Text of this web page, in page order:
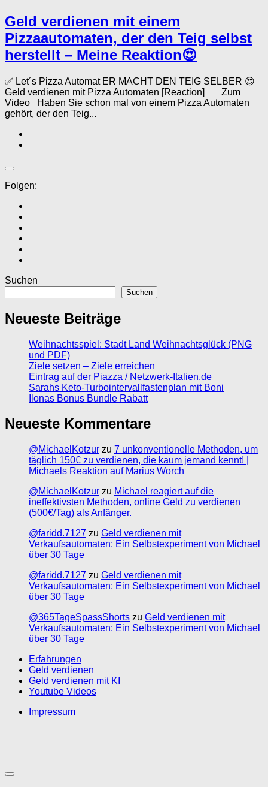
Geld verdienen mit einem
Pizzaautomaten, der den Teig selbst
herstellt – Meine Reaktion😍
✅ Let´s Pizza Automat ER MACHT DEN TEIG SELBER 😍
Geld verdienen mit Pizza Automaten [Reaction] Zum
Video Haben Sie schon mal von einem Pizza Automaten
gehört, der den Teig...
Folgen:
Suchen
Suchen
Neueste Beiträge
Weihnachtsspiel: Stadt Land Weihnachtsglück (PNG
und PDF)
Ziele setzen – Ziele erreichen
Eintrag auf der Piazza / Netzwerk-Italien.de
Sarahs Keto-Turbointervallfastenplan mit Boni
Ilonas Bonus Bundle Rabatt
Neueste Kommentare
@MichaelKotzur zu 7 unkonventionelle Methoden, um
täglich 150€ zu verdienen, die kaum jemand kennt! |
Michaels Reaktion auf Marius Worch
@MichaelKotzur zu Michael reagiert auf die
ineffektivsten Methoden, online Geld zu verdienen
(500€/Tag) als Anfänger.
@faridd.7127 zu Geld verdienen mit
Verkaufsautomaten: Ein Selbstexperiment von Michael
über 30 Tage
@faridd.7127 zu Geld verdienen mit
Verkaufsautomaten: Ein Selbstexperiment von Michael
über 30 Tage
@365TageSpassShorts zu Geld verdienen mit
Verkaufsautomaten: Ein Selbstexperiment von Michael
über 30 Tage
Erfahrungen
Geld verdienen
Geld verdienen mit KI
Youtube Videos
Impressum